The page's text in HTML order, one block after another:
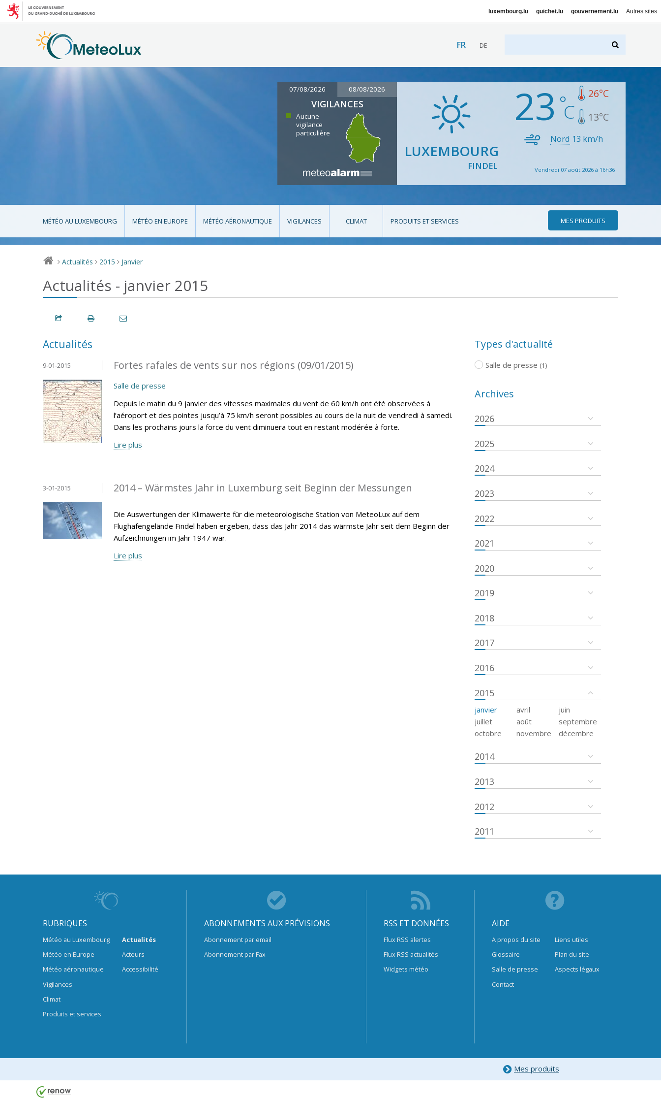
luxembourg.lu guichet.lu gouvernement.lu Autres sites
FR DE
07/08/2026 08/08/2026
VIGILANCES
Aucune
vigilance
particulière
LUXEMBOURG
FINDEL
23 26°C
13°C
Nord 13 km/h
Vendredi 07 août 2026 à 16h36
MÉTÉO AU LUXEMBOURG MÉTÉO EN EUROPE MÉTÉO AÉRONAUTIQUE VIGILANCES CLIMAT PRODUITS ET SERVICES MES PRODUITS
> Actualités > 2015 > Janvier
Actualités - janvier 2015
Actualités
Fortes rafales de vents sur nos régions (09/01/2015)
9-01-2015
Salle de presse
Depuis le matin du 9 janvier des vitesses maximales du vent de 60 km/h ont été observées à
l’aéroport et des pointes jusqu’à 75 km/h seront possibles au cours de la nuit de vendredi à samedi.
Dans les prochains jours la force du vent diminuera tout en restant modérée à forte.
Lire plus
2014 – Wärmstes Jahr in Luxemburg seit Beginn der Messungen
3-01-2015
Die Auswertungen der Klimawerte für die meteorologische Station von MeteoLux auf dem
Flughafengelände Findel haben ergeben, dass das Jahr 2014 das wärmste Jahr seit dem Beginn der
Aufzeichnungen im Jahr 1947 war.
Lire plus
Types d'actualité
Salle de presse (1)
Archives
2026
2025
2024
2023
2022
2021
2020
2019
2018
2017
2016
2015
janvier avril
juin
juillet
août
septembre
octobre
novembre décembre
2014
2013
2012
2011
RUBRIQUES
Météo au Luxembourg
Météo en Europe
Météo aéronautique
Vigilances
Climat
Produits et services
Actualités
Acteurs
Accessibilité
ABONNEMENTS AUX PRÉVISIONS
Abonnement par email
Abonnement par Fax
RSS ET DONNÉES
Flux RSS alertes
Flux RSS actualités
Widgets météo
AIDE
A propos du site
Glossaire
Salle de presse
Contact
Liens utiles
Plan du site
Aspects légaux
Mes produits